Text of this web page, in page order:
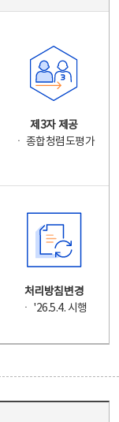
제3자 제공
ㆍ 종합청렴도평가
처리방침변경
ㆍ '26.5.4. 시행